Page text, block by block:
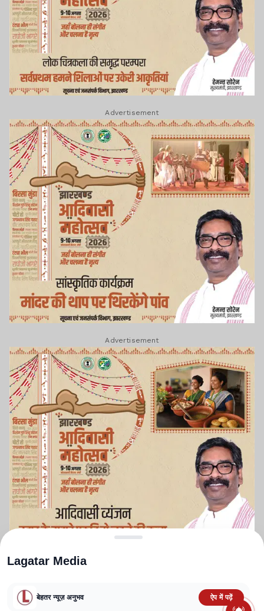
Advertisement
Advertisement
Lagatar Media
बेहतर न्यूज़ अनुभव ऐप में पढ़ें